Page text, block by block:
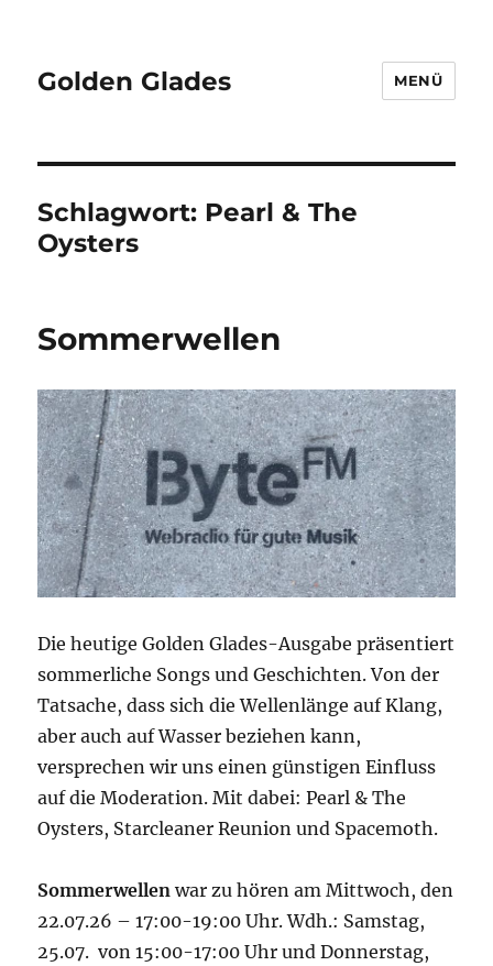
Golden Glades MENÜ
Schlagwort: Pearl & The
Oysters
Sommerwellen
Die heutige Golden Glades-Ausgabe präsentiert
sommerliche Songs und Geschichten. Von der
Tatsache, dass sich die Wellenlänge auf Klang,
aber auch auf Wasser beziehen kann,
versprechen wir uns einen günstigen Einfluss
auf die Moderation. Mit dabei: Pearl & The
Oysters, Starcleaner Reunion und Spacemoth.
Sommerwellen war zu hören am Mittwoch, den
22.07.26 – 17:00-19:00 Uhr. Wdh.: Samstag,
25.07. von 15:00-17:00 Uhr und Donnerstag,